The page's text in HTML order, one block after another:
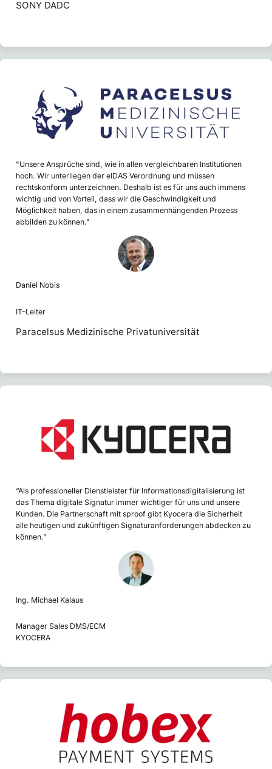
SONY DADC
"Unsere Ansprüche sind, wie in allen vergleichbaren Institutionen
hoch. Wir unterliegen der eIDAS Verordnung und müssen
rechtskonform unterzeichnen. Deshalb ist es für uns auch immens
wichtig und von Vorteil, dass wir die Geschwindigkeit und
Möglichkeit haben, das in einem zusammenhängenden Prozess
abbilden zu können."
Daniel Nobis
IT-Leiter
Paracelsus Medizinische Privatuniversität
“Als professioneller Dienstleister für Informationsdigitalisierung ist
das Thema digitale Signatur immer wichtiger für uns und unsere
Kunden. Die Partnerschaft mit sproof gibt Kyocera die Sicherheit
alle heutigen und zukünftigen Signaturanforderungen abdecken zu
können.”
Ing. Michael Kalaus
Manager Sales DMS/ECM
KYOCERA